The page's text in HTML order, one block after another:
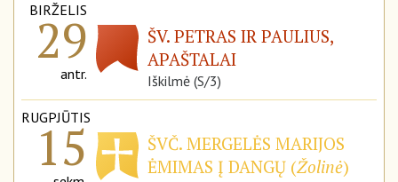
BIRŽELIS
29
antr.
ŠV. PETRAS IR PAULIUS,
APAŠTALAI
Iškilmė (S/3)
RUGPJŪTIS
15
ŠVČ. MERGELĖS MARIJOS
ĖMIMAS Į DANGŲ (Žolinė)